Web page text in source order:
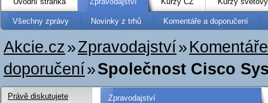
Všechny zprávy Novinky z trhů Komentáře a doporučení
Akcie.cz»Zpravodajství»
doporučení»Společnost Cisco
Zpravodajství
Právě diskutujete